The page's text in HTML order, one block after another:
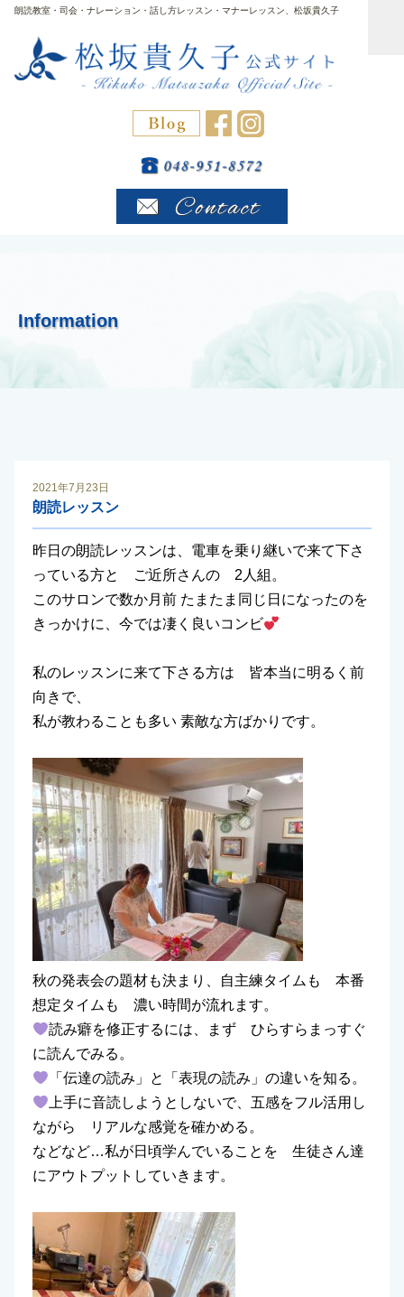
朗読教室・司会・ナレーション・話し方レッスン・マナーレッスン、松坂貴久子
Information
2021年7月23日
朗読レッスン
昨日の朗読レッスンは、電車を乗り継いで来て下さ
っている方と ご近所さんの 2人組。
このサロンで数か月前 たまたま同じ日になったのを
きっかけに、今では凄く良いコンビ
私のレッスンに来て下さる方は 皆本当に明るく前
向きで、
私が教わることも多い 素敵な方ばかりです。
秋の発表会の題材も決まり、自主練タイムも 本番
想定タイムも 濃い時間が流れます。
読み癖を修正するには、まず ひらすらまっすぐ
に読んでみる。
「伝達の読み」と「表現の読み」の違いを知る。
上手に音読しようとしないで、五感をフル活用し
ながら リアルな感覚を確かめる。
などなど…私が日頃学んでいることを 生徒さん達
にアウトプットしていきます。